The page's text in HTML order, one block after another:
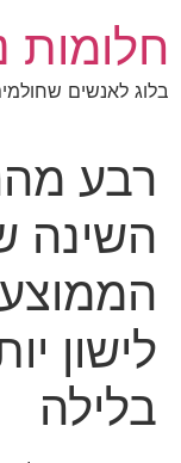
לתוכן
חלומות
בלוג לאנשים
רבע
השינה
בלילה